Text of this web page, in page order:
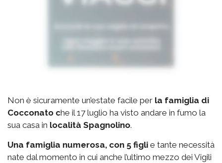
Non è sicuramente un’estate facile per la famiglia di
Cocconato che il 17 luglio ha visto andare in fumo la
sua casa in località Spagnolino.
Una famiglia numerosa, con 5 figli e tante necessità
nate dal momento in cui anche l’ultimo mezzo dei Vigili